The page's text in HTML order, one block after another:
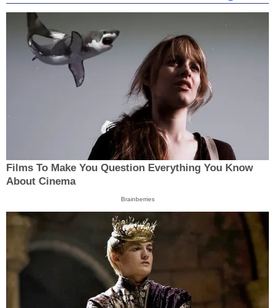
Films To Make You Question Everything You Know
About Cinema
Brainberries